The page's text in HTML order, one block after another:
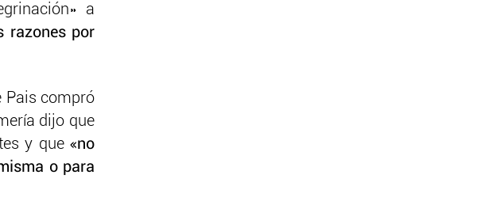
a
razones por
Pais compró
dijo que
y que «no
o para